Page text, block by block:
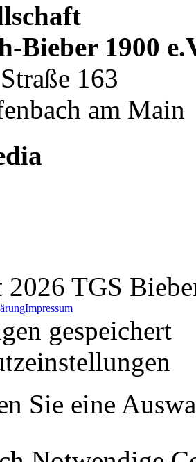
Bieber 1900
163
am Main
TGS
Impressum
gespeichert
Sie eine